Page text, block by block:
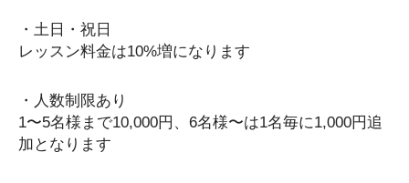
・土日・祝日
レッスン料金は10%増になります
・人数制限あり
1〜5名様まで10,000円、6名様〜は1名毎に1,000円追
加となります